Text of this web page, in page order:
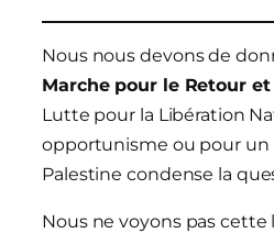
Nous nous devons de
Marche pour le Retour
Lutte pour la Libération
opportunisme ou pour un
Palestine condense la
Nous ne voyons pas